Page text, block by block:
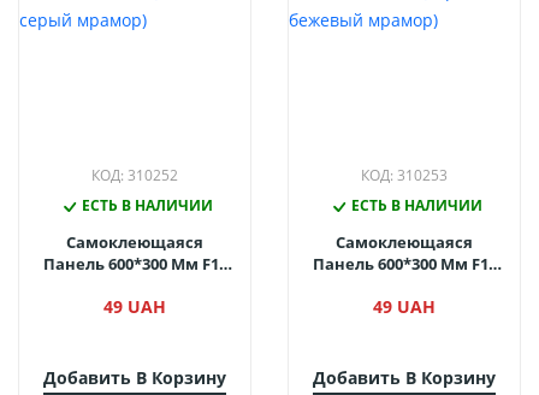
КОД: 310252
ЕСТЬ В НАЛИЧИИ
Самоклеющаяся
Панель 600*300 Мм F10
49 UAH
Добавить В Корзину
КОД: 310253
ЕСТЬ В НАЛИЧИИ
Самоклеющаяся
Панель 600*300 Мм F15
Мрамор)
49 UAH
Добавить В Корзину